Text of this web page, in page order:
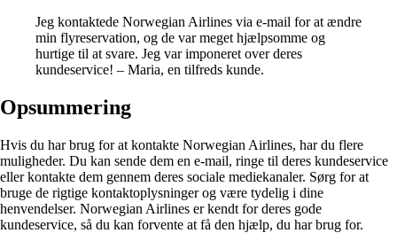
Jeg kontaktede Norwegian Airlines via e-mail for at ændre
min flyreservation, og de var meget hjælpsomme og
hurtige til at svare. Jeg var imponeret over deres
kundeservice! – Maria, en tilfreds kunde.
Opsummering
Hvis du har brug for at kontakte Norwegian Airlines, har du flere
muligheder. Du kan sende dem en e-mail, ringe til deres kundeservice
eller kontakte dem gennem deres sociale mediekanaler. Sørg for at
bruge de rigtige kontaktoplysninger og være tydelig i dine
henvendelser. Norwegian Airlines er kendt for deres gode
kundeservice, så du kan forvente at få den hjælp, du har brug for.